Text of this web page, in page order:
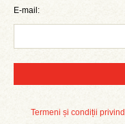
E-mail:
Termeni și condiții